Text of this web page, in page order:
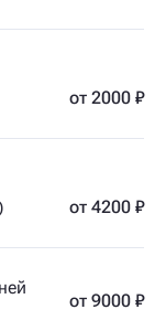
от 2000 ₽
от 4200 ₽
от 9000 ₽